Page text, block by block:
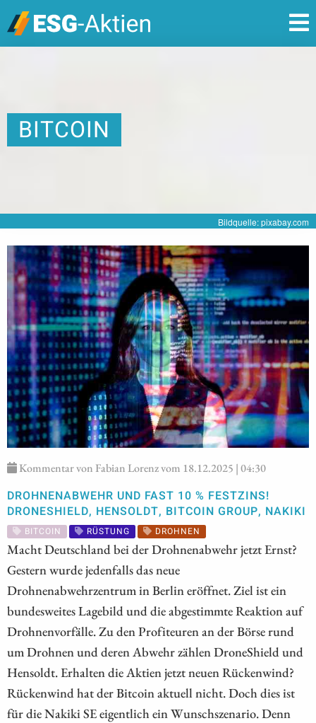
BITCOIN
Bildquelle: pixabay.com
Kommentar von Fabian Lorenz vom 18.12.2025 | 04:30
DROHNENABWEHR UND FAST 10 % FESTZINS!
DRONESHIELD, HENSOLDT, BITCOIN GROUP, NAKIKI
BITCOIN RÜSTUNG DROHNEN
Macht Deutschland bei der Drohnenabwehr jetzt Ernst?
Gestern wurde jedenfalls das neue
Drohnenabwehrzentrum in Berlin eröffnet. Ziel ist ein
bundesweites Lagebild und die abgestimmte Reaktion auf
Drohnenvorfälle. Zu den Profiteuren an der Börse rund
um Drohnen und deren Abwehr zählen DroneShield und
Hensoldt. Erhalten die Aktien jetzt neuen Rückenwind?
Rückenwind hat der Bitcoin aktuell nicht. Doch dies ist
für die Nakiki SE eigentlich ein Wunschszenario. Denn